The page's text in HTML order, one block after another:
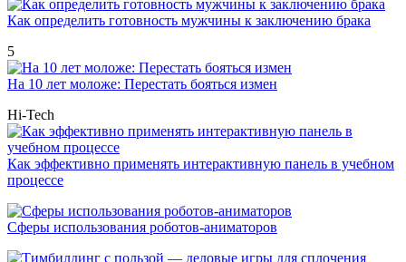
Как определить готовность мужчины к заключению брака
5
На 10 лет моложе: Перестать бояться измен
Hi-Tech
Как эффективно применять интерактивную панель в учебном
процессе
Сферы использования роботов-аниматоров